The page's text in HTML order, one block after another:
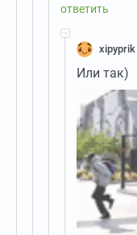
xipyprik
Или так)